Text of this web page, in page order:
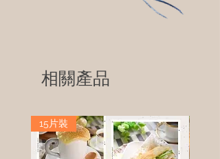
相關產品
15片裝